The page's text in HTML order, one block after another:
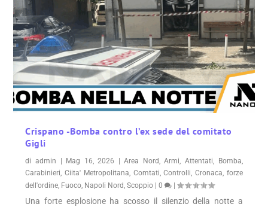
Crispano -Bomba contro l’ex sede del comitato
Gigli
di admin Mag 16, 2026 |Area Nord,Armi,Attentati, Bomba,
Carabinieri,Ciita' Metropolitana, Comtati,Controlli, Cronaca, forze
dell'ordine, Fuoco, Napoli Nord,Scoppio |0 |
Una forte esplosione ha scosso il silenzio della notte a